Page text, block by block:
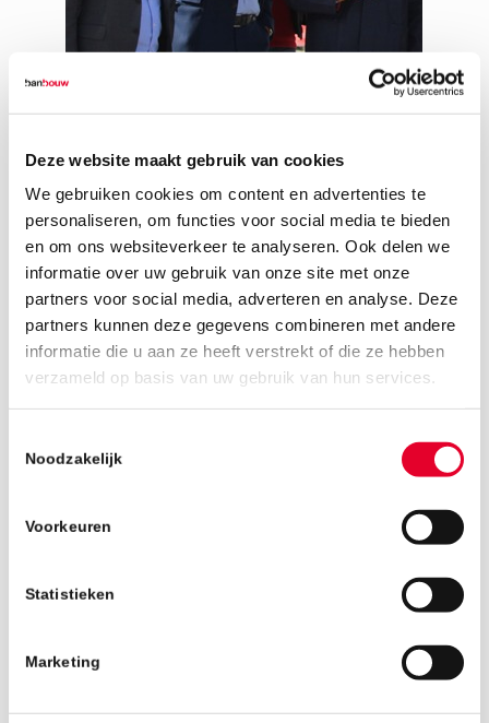
Deze website maakt gebruik van cookies
We gebruiken cookies om content en advertenties te
personaliseren, om functies voor social media te bieden
en om ons websiteverkeer te analyseren. Ook delen we
informatie over uw gebruik van onze site met onze
partners voor social media, adverteren en analyse. Deze
partners kunnen deze gegevens combineren met andere
informatie die u aan ze heeft verstrekt of die ze hebben
verzameld op basis van uw gebruik van hun services.
Noodzakelijk
Voorkeuren
Statistieken
Marketing
28 september 2018